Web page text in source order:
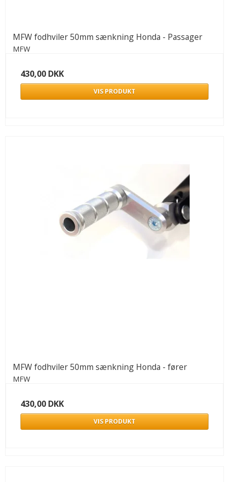
MFW fodhviler 50mm sænkning Honda - Passager
MFW
430,00 DKK
VIS PRODUKT
MFW fodhviler 50mm sænkning Honda - fører
MFW
430,00 DKK
VIS PRODUKT